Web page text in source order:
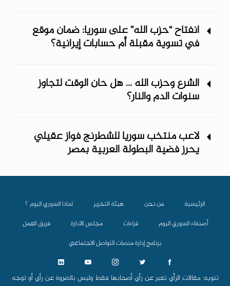
انفتاح “حزب الله” على سوريا: ضمان موقع
في تسوية مقبلة أم حسابات إيرانية؟
الشرع وحزب الله ... هل حان الوقت لتجاوز
سنوات الدم والنار؟
لاعب منتخب سوريا للشطرنج فواز عقيلي
يحرز فضية البطولة العربية بمصر
الرئيسية من نحن هيئة التحرير
لماذا السوري اليوم ؟
أصدقاء السوري اليوم
قراءات مجلس الادارة
فريق العمل
برنامج إدارة منصات التواصل الاجتماعي
تنويه: مقالات الرأي تعبر عن رأي أصحابها فقط وليس بالضروة عن رأي أو توجه